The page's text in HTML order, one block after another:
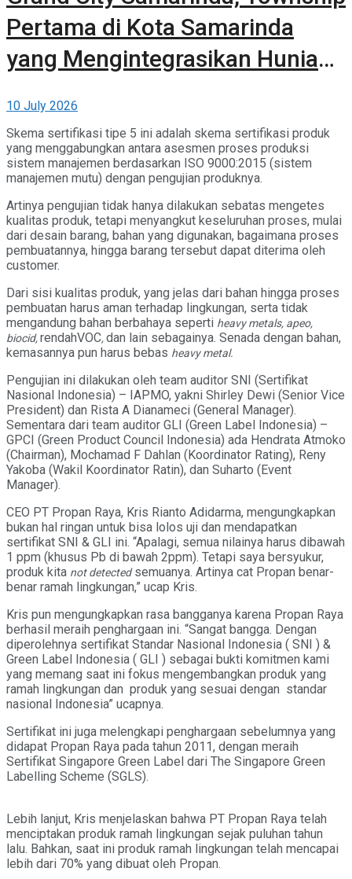
Pertama di Kota Samarinda
yang Mengintegrasikan Hunian,
Hijau
10 July 2026
Skema sertifikasi tipe 5 ini adalah skema sertifikasi produk
yang menggabungkan antara asesmen proses produksi
sistem manajemen berdasarkan ISO 9000:2015 (sistem
manajemen mutu) dengan pengujian produknya.
Artinya pengujian tidak hanya dilakukan sebatas mengetes
kualitas produk, tetapi menyangkut keseluruhan proses, mulai
dari desain barang, bahan yang digunakan, bagaimana proses
pembuatannya, hingga barang tersebut dapat diterima oleh
customer.
Dari sisi kualitas produk, yang jelas dari bahan hingga proses
pembuatan harus aman terhadap lingkungan, serta tidak
mengandung bahan berbahaya seperti heavy metals, apeo,
biocid,rendahVOC,dan lain sebagainya. Senada dengan bahan,
kemasannya pun harus bebas heavy metal.
Pengujian ini dilakukan oleh team auditor SNI (Sertifikat
Nasional Indonesia) – IAPMO, yakni Shirley Dewi (Senior Vice
President) dan Rista A Dianameci (General Manager).
Sementara dari team auditor GLI (Green Label Indonesia) –
GPCI (Green Product Council Indonesia) ada Hendrata Atmoko
(Chairman), Mochamad F Dahlan (Koordinator Rating), Reny
Yakoba (Wakil Koordinator Ratin), dan Suharto (Event
Manager).
CEO PT Propan Raya, Kris Rianto Adidarma, mengungkapkan
bukan hal ringan untuk bisa lolos uji dan mendapatkan
sertifikat SNI & GLI ini. “Apalagi, semua nilainya harus dibawah
1 ppm (khusus Pb di bawah 2ppm). Tetapi saya bersyukur,
produk kita not detectedsemuanya. Artinya cat Propan benar-
benar ramah lingkungan,” ucap Kris.
Kris pun mengungkapkan rasa bangganya karena Propan Raya
berhasil meraih penghargaan ini. “Sangat bangga. Dengan
diperolehnya sertifikat Standar Nasional Indonesia ( SNI ) &
Green Label Indonesia ( GLI ) sebagai bukti komitmen kami
yang memang saat ini fokus mengembangkan produk yang
ramah lingkungan dan produk yang sesuai dengan standar
nasional Indonesia” ucapnya.
Sertifikat ini juga melengkapi penghargaan sebelumnya yang
didapat Propan Raya pada tahun 2011, dengan meraih
Sertifikat Singapore Green Label dari The Singapore Green
Labelling Scheme (SGLS).
Lebih lanjut, Kris menjelaskan bahwa PT Propan Raya telah
menciptakan produk ramah lingkungan sejak puluhan tahun
lalu. Bahkan, saat ini produk ramah lingkungan telah mencapai
lebih dari 70% yang dibuat oleh Propan.